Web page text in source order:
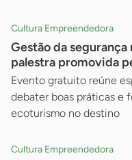
Cultura Empreendedora
Gestão da
palestra promovida
Evento gratuito reúne
debater boas práticas e
ecoturismo no destino
Cultura Empreendedora